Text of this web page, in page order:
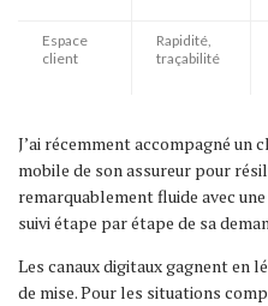
Espace
client
Rapidité,
traçabilité
J’ai récemment accompagné un
mobile de son assureur pour
remarquablement fluide avec
suivi étape par étape de sa
Les canaux digitaux gagnent en
de mise. Pour les situations